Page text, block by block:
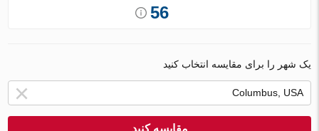
56
یک شهر را برای مقایسه انتخاب کنید